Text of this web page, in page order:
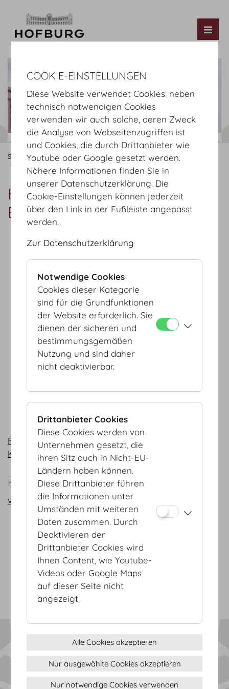
Startseite Informieren
Anreise
Fußweg Heldenplatz - Botschafterstiege
Fußweg Heldenplatz -
Botschafterstiege
Fußweg Heldenplatz - Botschafterstiege (PDF, 98
KB)
KONTAKT
vienna@hofburg.com
Datenschutz
Impressum
Sitemap
(c) 2026 Hofburg Vienna, Heldenplatz, 1010 Wien
COOKIE-EINSTELLUNGEN
Diese Website verwendet Cookies: neben
technisch notwendigen Cookies
verwenden wir auch solche, deren Zweck
die Analyse von Webseitenzugriffen ist
und Cookies, die durch Drittanbieter wie
Youtube oder Google gesetzt werden.
Nähere Informationen finden Sie in
unserer Datenschutzerklärung. Die
Cookie-Einstellungen können jederzeit
über den Link in der Fußleiste angepasst
werden.
Zur Datenschutzerklärung
Notwendige Cookies
Cookies dieser Kategorie
sind für die Grundfunktionen
der Website erforderlich. Sie
dienen der sicheren und
bestimmungsgemäßen
Nutzung und sind daher
nicht deaktivierbar.
Drittanbieter Cookies
Diese Cookies werden von
Unternehmen gesetzt, die
ihren Sitz auch in Nicht-EU-
Ländern haben können.
Diese Drittanbieter führen
die Informationen unter
Umständen mit weiteren
Daten zusammen. Durch
Deaktivieren der
Drittanbieter Cookies wird
Ihnen Content, wie Youtube-
Videos oder Google Maps
auf dieser Seite nicht
angezeigt.
Alle Cookies akzeptieren
Nur ausgewählte Cookies akzeptieren
Nur notwendige Cookies verwenden